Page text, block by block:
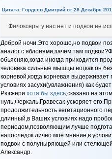
Цитата: Гордеев Дмитрий от 28 Декабря
Филоксеры у нас нет и подвои не
Доброй ночи.Это хорошо,но подвои
аналог с яблонями,зачем там
обьясняю,когда иногда приходится
человека сильные мышцы ног,как он
корневой,когда корневая
условиях засухи(увлажнения) как
Рюгжери хотя бы здесь,сказано на
нуль,Феркаль,Гравесак-ускоряет
продолжительность вегетационного
длинный,в Ваших условиях надо
периодом,позволяющим лучше
напоследок лично моё мнение,в
подвои с полуныряющей или
Александр.